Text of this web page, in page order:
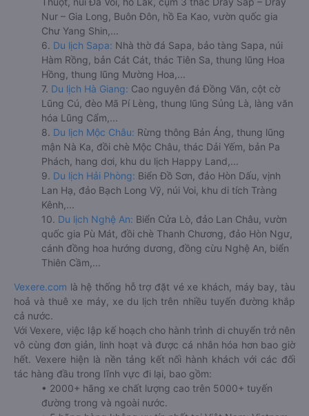
Nur – Gia Long, Buôn Đôn, hồ Ea Kao, vườn quốc gia
Chư Yang Shin,...
6. Du lịch Sapa: Nhà thờ đá Sapa, bảo tàng Sapa, núi
Hàm Rồng, bản Cát Cát, thác Tiên Sa, thung lũng Hoa
Hồng, thung lũng Mường Hoa,...
7. Du lịch Hà Giang: Cao nguyên đá Đồng Văn, cột cờ
Lũng Cú, đèo Mã Pí Lèng, thung lũng Sủng Là, làng văn
hóa Lũng Cẩm,...
8. Du lịch Mộc Châu: Rừng thông Bản Áng, thung lũng
mận Nà Ka, đồi chè Mộc Châu, thác Dải Yếm, bản Pa
Phách, hang dơi, khu du lịch Happy Land,...
9. Du lịch Hải Phòng: Biển Đồ Sơn, đảo Hòn Dấu, vịnh
Lan Hạ, đảo Bạch Long Vỹ, núi Voi, khu di tích Tràng
Kênh,...
10. Du lịch Nghệ An: Biển Cửa Lò, đảo Lan Châu, vườn
quốc gia Pù Mát, đồi chè Thanh Chương, đảo Hòn Ngư,
cánh đồng hoa hướng dương, đồng cừu Nghệ An, biển
Thiên Cầm,...
Vexere.com là hệ thống hỗ trợ đặt vé xe khách, máy bay, tàu
hoả và thuê xe máy, xe du lịch trên nhiều tuyến đường khắp
cả nước.
Với Vexere, việc lập kế hoạch cho hành trình di chuyển trở nên
vô cùng đơn giản, linh hoạt và được cá nhân hóa hơn bao giờ
hết. Vexere hiện là nền tảng kết nối hành khách với các đối
tác hàng đầu trong lĩnh vực đi lại, bao gồm:
• 2000+ hãng xe chất lượng cao trên 5000+ tuyến
đường trong và ngoài nước.